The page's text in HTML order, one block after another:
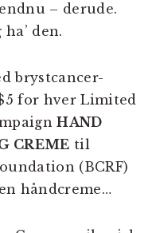
– derude.
den.
brystcancer-
for hver Limited
HAND
CREME til
(BCRF)
håndcreme…